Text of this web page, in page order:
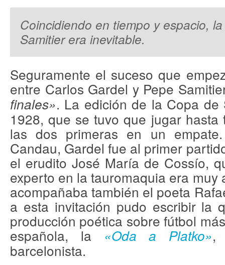
Coincidiendo en tiempo y espacio,
Samitier era inevitable.
Seguramente el suceso que
entre Carlos Gardel y Pepe
finales». La edición de la Copa
1928, que se tuvo que jugar hasta
las dos primeras en un
Candau, Gardel fue al primer
el erudito José María de Cossío,
experto en la tauromaquia era muy
acompañaba también el poeta
a esta invitación pudo escribir la
producción poética sobre fútbol
española, la «Oda a Platko»,
barcelonista.